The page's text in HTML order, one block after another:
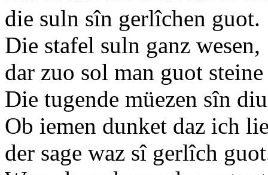
die suln sîn gerlîchen guot.
Die stafel suln ganz wesen,
dar zuo sol man guot
Die tugende müezen sîn
Ob iemen dunket daz ich
der sage waz sî gerlîch